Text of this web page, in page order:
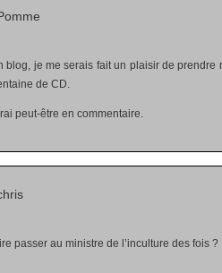
blog, je me serais fait un plaisir de prendre
de CD.
peut-être en commentaire.
passer au ministre de l’inculture des fois ?